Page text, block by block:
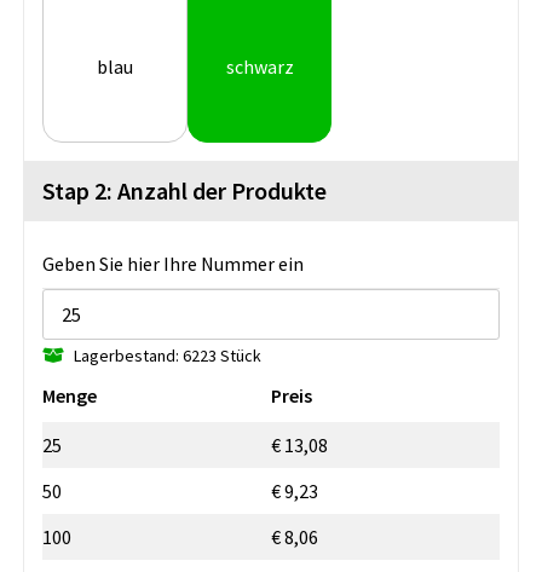
blau schwarz
Stap 2: Anzahl der Produkte
Geben Sie hier Ihre Nummer ein
Lagerbestand: 6223 Stück
Menge Preis
25
€ 13,08
50
€ 9,23
100
€ 8,06